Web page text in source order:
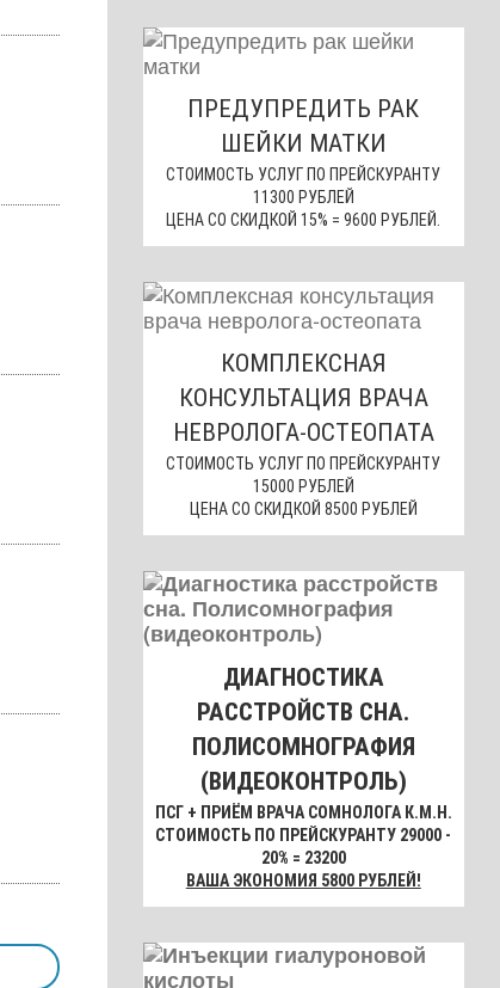
ПРЕДУПРЕДИТЬ РАК
ШЕЙКИ МАТКИ
СТОИМОСТЬ УСЛУГ ПО ПРЕЙСКУРАНТУ
11300 РУБЛЕЙ
ЦЕНА СО СКИДКОЙ 15% = 9600 РУБЛЕЙ.
КОМПЛЕКСНАЯ
КОНСУЛЬТАЦИЯ ВРАЧА
НЕВРОЛОГА-ОСТЕОПАТА
СТОИМОСТЬ УСЛУГ ПО ПРЕЙСКУРАНТУ
15000 РУБЛЕЙ
ЦЕНА СО СКИДКОЙ 8500 РУБЛЕЙ
ДИАГНОСТИКА
РАССТРОЙСТВ СНА.
ПОЛИСОМНОГРАФИЯ
(ВИДЕОКОНТРОЛЬ)
ПСГ + ПРИЁМ ВРАЧА СОМНОЛОГА К.М.Н.
СТОИМОСТЬ ПО ПРЕЙСКУРАНТУ 29000 -
20% = 23200
ВАША ЭКОНОМИЯ 5800 РУБЛЕЙ!